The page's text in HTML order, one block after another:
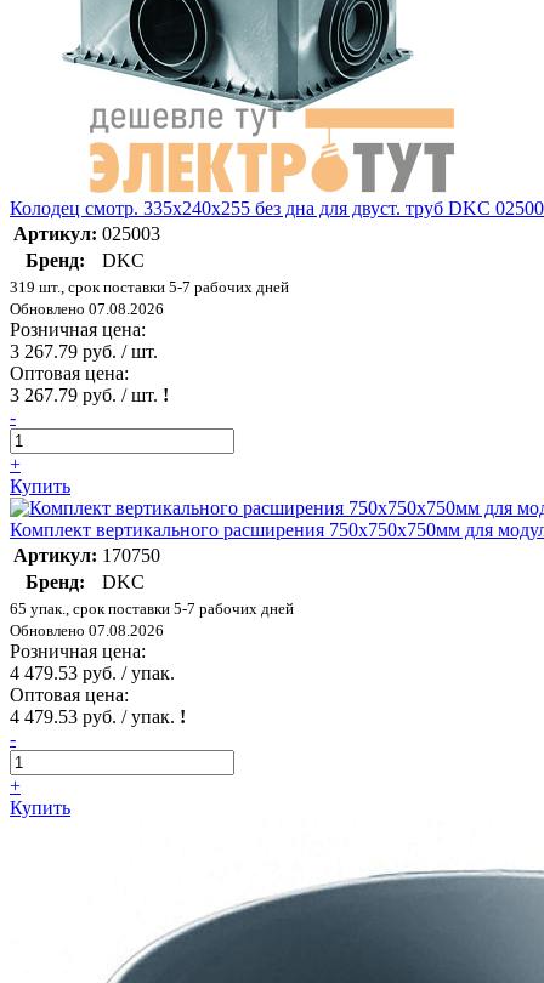
Колодец смотр. 335х240х255 без дна для двуст. труб DKC
Артикул: 025003
Бренд:
DKC
319 шт., срок поставки 5-7 рабочих дней
Обновлено 07.08.2026
Розничная цена:
3 267.79 руб. / шт.
Оптовая цена:
3 267.79 руб. / шт. !
-
+
Купить
Комплект вертикального расширения 750х750х750мм для
Артикул: 170750
Бренд:
DKC
65 упак., срок поставки 5-7 рабочих дней
Обновлено 07.08.2026
Розничная цена:
4 479.53 руб. / упак.
Оптовая цена:
4 479.53 руб. / упак. !
-
+
Купить